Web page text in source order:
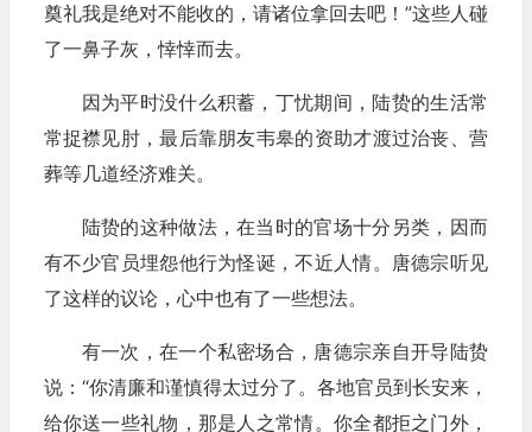
奠礼我是绝对不能收的，请诸位拿回去吧！”这些人碰
了一鼻子灰，悻悻而去。
因为平时没什么积蓄，丁忧期间，陆贽的生活常
常捉襟见肘，最后靠朋友韦皋的资助才渡过治丧、营
葬等几道经济难关。
陆贽的这种做法，在当时的官场十分另类，因而
有不少官员埋怨他行为怪诞，不近人情。唐德宗听见
了这样的议论，心中也有了一些想法。
有一次，在一个私密场合，唐德宗亲自开导陆贽
说：“你清廉和谨慎得太过分了。各地官员到长安来，
给你送一些礼物，那是人之常情。你全都拒之门外，